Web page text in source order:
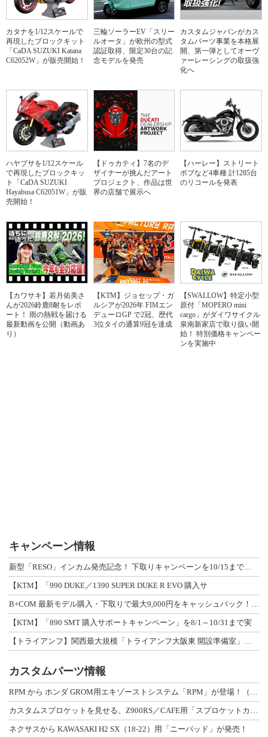
カタナを1/12スケールで
再現したブロックキット
「CaDA SUZUKI Katana
C62052W」が販売開始！
三輪ソーラーEV「スリー
ルオータ」が欧州の型式
認証取得、限定30台の記
念モデルを発売
カスタムジャパンがカス
タムパーツ事業を本格展
開、第一弾としてオーヴ
ァーレーシングの取扱強
化へ
ハヤブサを1/12スケール
で再現したブロックキッ
ト「CaDA SUZUKI
Hayabusa C62051W」が販
売開始！
【ドゥカティ】7名のデ
ザイナーが挑んだアート
プロジェクト、作品は世
界の店舗で展示へ
【ハーレー】ストリート
ボブなど4車種 計1285台
のリコールを発表
【カワサキ】若月佑美さ
んが2026鈴鹿8耐をレポ
ート！ 雨の熱戦を届ける
最新動画を公開（動画あ
り）
【KTM】ジョセップ・ガ
ルシアが2026年 FIMエン
デューロGP で2冠、歴代
3位タイの通算9冠を達成
【SWALLOW】特定小型
原付「MOPERO mini
cargo」がダイワサイクル
泉南新家店で取り扱い開
始！ 特別価格キャンペー
ンを実施中
キャンペーン情報
【KTM】「990 DUKE／1390 SUPER DUKE R EVO 購入サ
【KTM】「890 SMT 購入サポートキャンペーン」を8/1～10/31まで実
カスタムパーツ情報
ネクサスから KAWASAKI H2 SX（18-22）用「ニーパッド」が発売！